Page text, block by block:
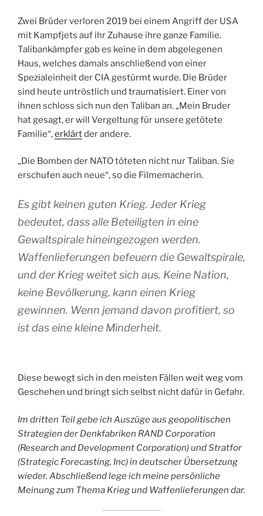
Zwei Brüder verloren 2019 bei einem Angriff der USA
mit Kampfjets auf ihr Zuhause ihre ganze Familie.
Talibankämpfer gab es keine in dem abgelegenen
Haus, welches damals anschließend von einer
Spezialeinheit der CIA gestürmt wurde. Die Brüder
sind heute untröstlich und traumatisiert. Einer von
ihnen schloss sich nun den Taliban an. „Mein Bruder
hat gesagt, er will Vergeltung für unsere getötete
Familie“,erklärtder andere.
„Die Bomben der NATO töteten nicht nur Taliban. Sie
erschufen auch neue“, so die Filmemacherin.
Es gibt keinen guten Krieg. Jeder Krieg
bedeutet, dass alle Beteiligten in eine
Gewaltspirale hineingezogen werden.
Waffenlieferungen befeuern die Gewaltspirale,
und der Krieg weitet sich aus. Keine Nation,
keine Bevölkerung, kann einen Krieg
gewinnen. Wenn jemand davon profitiert, so
ist das eine kleine Minderheit.
Diese bewegt sich in den meisten Fällen weit weg vom
Geschehen und bringt sich selbst nicht dafür in Gefahr.
Im dritten Teil gebe ich Auszüge aus geopolitischen
Strategien der Denkfabriken RAND Corporation
(Research and Development Corporation) und Stratfor
(Strategic Forecasting, Inc) in deutscher Übersetzung
wieder. Abschließend lege ich meine persönliche
Meinung zum Thema Krieg und Waffenlieferungen dar.